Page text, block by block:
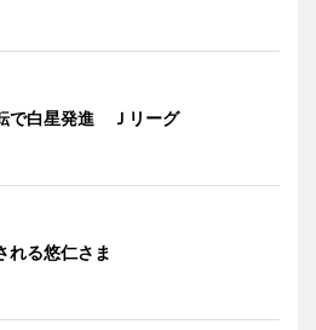
で白星発進 Ｊリーグ
れる悠仁さま